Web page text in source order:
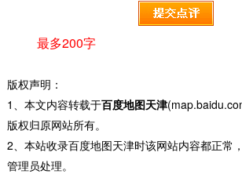
最多200字
版权声明：
1、本文内容转载于百度地图天津
版权归原网站所有。
2、本站收录百度地图天津时该网站内容都正常
管理员处理。